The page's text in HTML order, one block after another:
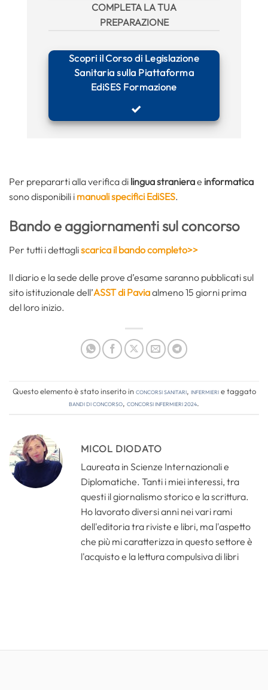
COMPLETA LA TUA
PREPARAZIONE
Scopri il Corso di Legislazione
Sanitaria sulla Piattaforma
EdiSES Formazione
Per prepararti alla verifica di lingua stranierae informatica
sono disponibili i manuali specifici EdiSES.
Bando e aggiornamenti sul concorso
Per tutti i dettagliscarica il bando completo>>
Il diario e la sede delle prove d’esame saranno pubblicati sul
sito istituzionale dell’ASST di Paviaalmeno 15 giorni prima
del loro inizio.
Questo elemento è stato inserito inConcorsi Sanitari, Infermierie taggato
bandi di concorso, concorsi infermieri 2024.
MICOL DIODATO
Laureata in Scienze Internazionali e
Diplomatiche. Tanti i miei interessi, tra
questi il giornalismo storico e la scrittura.
Ho lavorato diversi anni nei vari rami
dell'editoria tra riviste e libri, ma l'aspetto
che più mi caratterizza in questo settore è
l'acquisto e la lettura compulsiva di libri